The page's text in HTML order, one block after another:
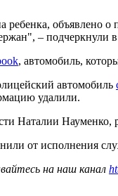
объявлено
– подчеркнули в
, автомобиль,
автомобиль
удалили.
Наталии
от исполнения
на наш канал